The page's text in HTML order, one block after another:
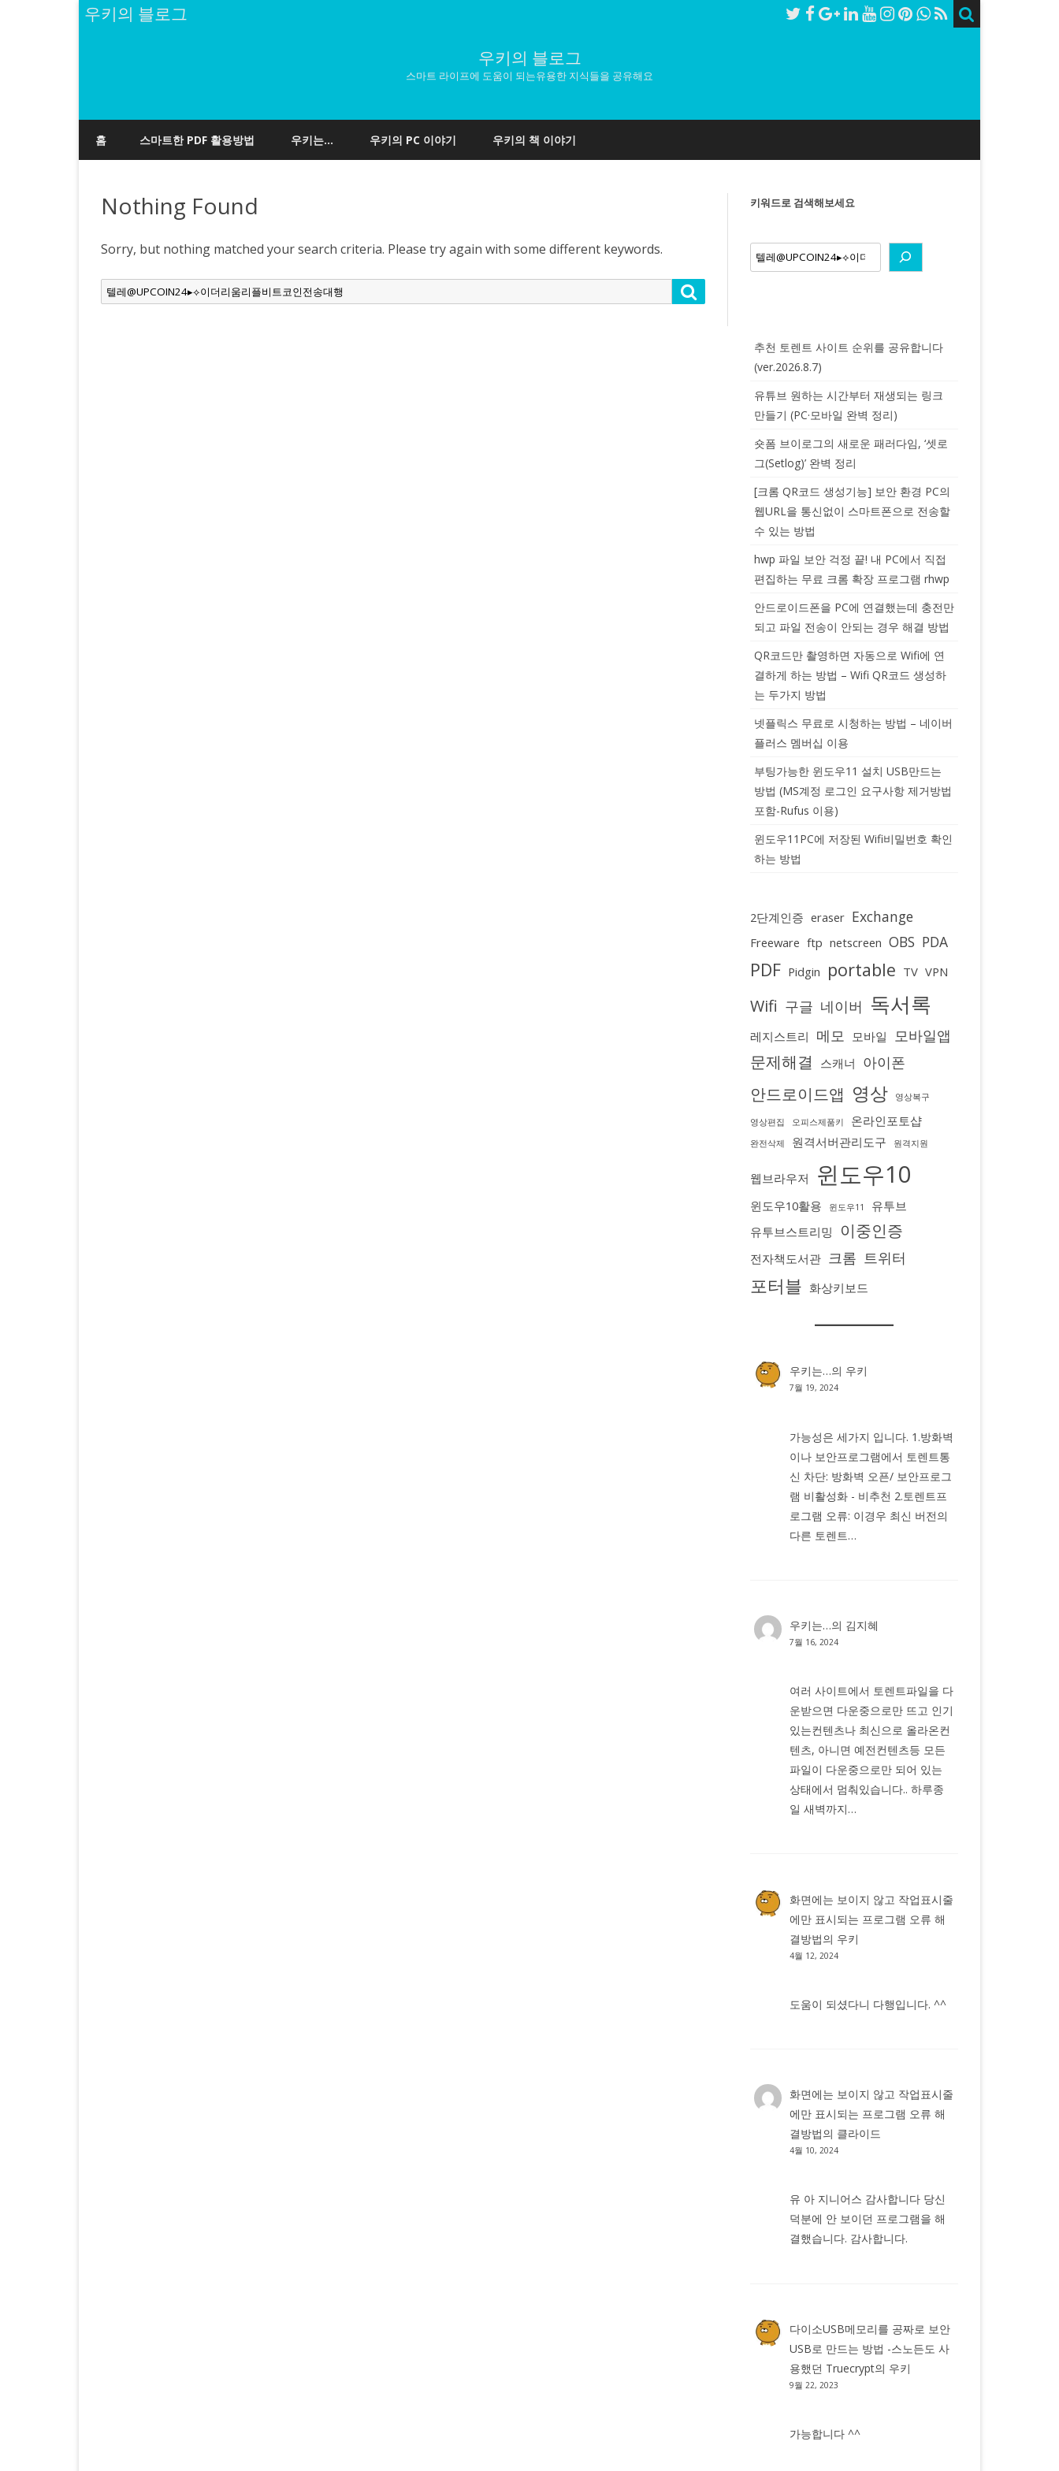
우키의 블로그
우키의 블로그
스마트 라이프에 도움이 되는유용한 지식들을 공유해요
to
content
홈 스마트한 PDF 활용방법 우키는… 우키의 PC 이야기 우키의 책 이야기
Nothing Found
Sorry, but nothing matched your search criteria. Please try again with some different keywords.
Search
for:
키워드로 검색해보세요
추천 토렌트 사이트 순위를 공유합니다
(ver.2026.8.7)
유튜브 원하는 시간부터 재생되는 링크
만들기 (PC·모바일 완벽 정리)
숏폼 브이로그의 새로운 패러다임, ‘셋로
그(Setlog)’ 완벽 정리
[크롬 QR코드 생성기능] 보안 환경 PC의
웹URL을 통신없이 스마트폰으로 전송할
수 있는 방법
hwp 파일 보안 걱정 끝! 내 PC에서 직접
편집하는 무료 크롬 확장 프로그램 rhwp
안드로이드폰을 PC에 연결했는데 충전만
되고 파일 전송이 안되는 경우 해결 방법
QR코드만 촬영하면 자동으로 Wifi에 연
결하게 하는 방법 – Wifi QR코드 생성하
는 두가지 방법
넷플릭스 무료로 시청하는 방법 – 네이버
플러스 멤버십 이용
부팅가능한 윈도우11 설치 USB만드는
방법 (MS계정 로그인 요구사항 제거방법
포함-Rufus 이용)
윈도우11PC에 저장된 Wifi비밀번호 확인
하는 방법
2단계인증 eraser Exchange
Freeware ftp netscreen OBS PDA
PDF Pidgin portable TV VPN
Wifi 구글 네이버 독서록
레지스트리 메모 모바일 모바일앱
문제해결 스캐너 아이폰
안드로이드앱 영상 영상복구
영상편집 오피스제품키 온라인포토샵
완전삭제 원격서버관리도구 원격지원
웹브라우저 윈도우10
윈도우10활용 윈도우11
유투브
유투브스트리밍
이중인증
전자책도서관 크롬 트위터
포터블 화상키보드
우키는…의 우키
7월 19, 2024
가능성은 세가지 입니다. 1.방화벽
이나 보안프로그램에서 토렌트통
신 차단: 방화벽 오픈/ 보안프로그
램 비활성화 - 비추천 2.토렌트프
로그램 오류: 이경우 최신 버전의
다른 토렌트…
우키는…의 김지혜
7월 16, 2024
여러 사이트에서 토렌트파일을 다
운받으면 다운중으로만 뜨고 인기
있는컨텐츠나 최신으로 올라온컨
텐츠, 아니면 예전컨텐츠등 모든
파일이 다운중으로만 되어 있는
상태에서 멈춰있습니다.. 하루종
일 새벽까지…
화면에는 보이지 않고 작업표시줄
에만 표시되는 프로그램 오류 해
결방법의 우키
4월 12, 2024
도움이 되셨다니 다행입니다. ^^
화면에는 보이지 않고 작업표시줄
에만 표시되는 프로그램 오류 해
결방법의 클라이드
4월 10, 2024
유 아 지니어스 감사합니다 당신
덕분에 안 보이던 프로그램을 해
결했습니다. 감사합니다.
다이소USB메모리를 공짜로 보안
USB로 만드는 방법 -스노든도 사
용했던 Truecrypt의 우키
9월 22, 2023
가능합니다 ^^